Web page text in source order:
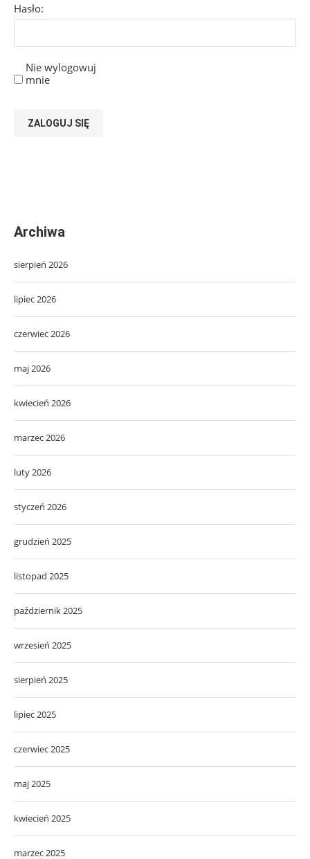
Hasło:
Nie wylogowuj
mnie
ZALOGUJ SIĘ
Archiwa
sierpień 2026
lipiec 2026
czerwiec 2026
maj 2026
kwiecień 2026
marzec 2026
luty 2026
styczeń 2026
grudzień 2025
listopad 2025
październik 2025
wrzesień 2025
sierpień 2025
lipiec 2025
czerwiec 2025
maj 2025
kwiecień 2025
marzec 2025